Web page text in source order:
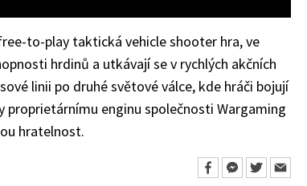
to-play taktická vehicle shooter hra, ve
hrdinů a utkávají se v rychlých akčních
linii po druhé světové válce, kde hráči bojují
proprietárnímu enginu společnosti Wargaming
hratelnost.